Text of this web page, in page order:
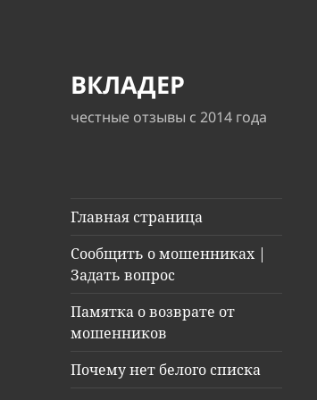
ВКЛАДЕР
честные отзывы с 2014 года
Главная страница
Сообщить о мошенниках |
Задать вопрос
Памятка о возврате от
мошенников
Почему нет белого списка